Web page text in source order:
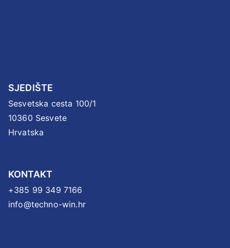
SJEDIŠTE
Sesvetska cesta 100/1
10360 Sesvete
Hrvatska
KONTAKT
+385 99 349 7166
info@techno-win.hr